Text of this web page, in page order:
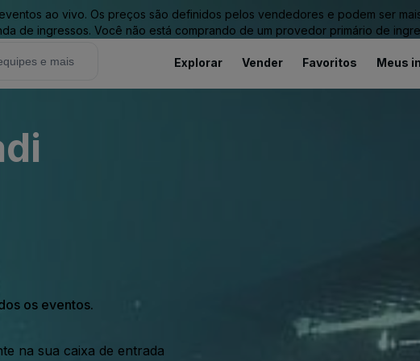
ao vivo. Os preços são definidos pelos vendedores e podem ser
de ingressos. Você não está comprando de um provedor primário de
Explorar Vender Favoritos Meus
os eventos.
na sua caixa de entrada